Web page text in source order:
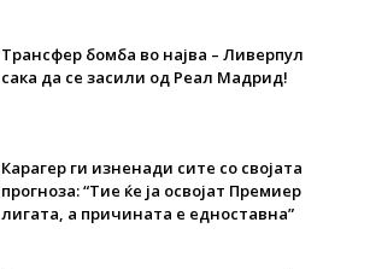
Трансфер бомба во најва – Ливерпул
сака да се засили од Реал Мадрид!
Карагер ги изненади сите со својата
прогноза: “Тие ќе ја освојат Премиер
лигата, а причината е едноставна”